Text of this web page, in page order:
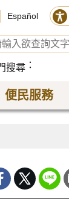
Español
搜尋
便民服務